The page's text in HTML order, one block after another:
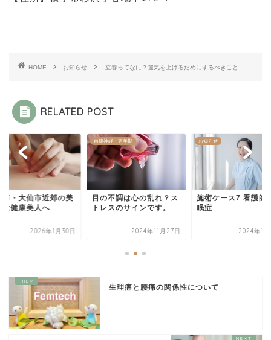
HOME お知らせ 立春ってなに？運気を上げるためにするべきこと
RELATED POST
市・大仙市近郊の美
は健康美人へ
2026年1月30日
自律神経・更年期
目の不調は心の乱れ？ス
トレスのサインです。
2024年11月27日
お知らせ
施術ケース7 看護師
眠症
2024年1
生理痛と腰痛の関係性について